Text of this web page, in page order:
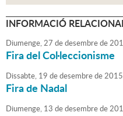
INFORMACIÓ
Diumenge,27 dedesembrede
Fira del Col·leccionisme
Dissabte, 19 dedesembrede2015
Fira de Nadal
Diumenge, 13 dedesembrede